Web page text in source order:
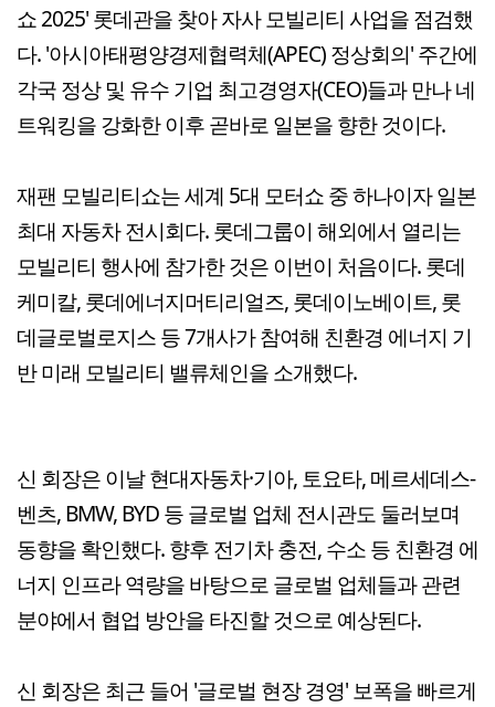
쇼 2025' 롯데관을 찾아 자사 모빌리티 사업을 점검했
다. '아시아태평양경제협력체(APEC) 정상회의' 주간에
각국 정상 및 유수 기업 최고경영자(CEO)들과 만나 네
트워킹을 강화한 이후 곧바로 일본을 향한 것이다.
재팬 모빌리티쇼는 세계 5대 모터쇼 중 하나이자 일본
최대 자동차 전시회다. 롯데그룹이 해외에서 열리는
모빌리티 행사에 참가한 것은 이번이 처음이다. 롯데
케미칼, 롯데에너지머티리얼즈, 롯데이노베이트, 롯
데글로벌로지스 등 7개사가 참여해 친환경 에너지 기
반 미래 모빌리티 밸류체인을 소개했다.
신 회장은 이날 현대자동차·기아, 토요타, 메르세데스-
벤츠, BMW, BYD 등 글로벌 업체 전시관도 둘러보며
동향을 확인했다. 향후 전기차 충전, 수소 등 친환경 에
너지 인프라 역량을 바탕으로 글로벌 업체들과 관련
분야에서 협업 방안을 타진할 것으로 예상된다.
신 회장은 최근 들어 '글로벌 현장 경영' 보폭을 빠르게